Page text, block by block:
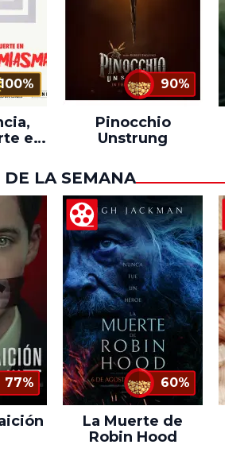
100%
en
90%
Pinocchio
Unstrung
DE LA SEMANA
77% 60%
La Muerte de
Robin Hood